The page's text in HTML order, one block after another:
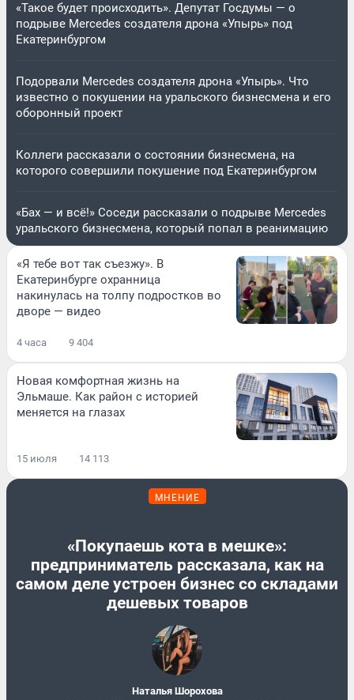
«Такое будет происходить». Депутат Госдумы — о
подрыве Mercedes создателя дрона «Упырь» под
Екатеринбургом
Подорвали Mercedes создателя дрона «Упырь». Что
известно о покушении на уральского бизнесмена и его
оборонный проект
Коллеги рассказали о состоянии бизнесмена, на
которого совершили покушение под Екатеринбургом
«Бах — и всё!» Соседи рассказали о подрыве Mercedes
уральского бизнесмена, который попал в реанимацию
«Я тебе вот так съезжу». В
Екатеринбурге охранница
накинулась на толпу подростков во
дворе — видео
4 часа 9 404
Новая комфортная жизнь на
Эльмаше. Как район с историей
меняется на глазах
15 июля 14 113
МНЕНИЕ
«Покупаешь кота в мешке»:
предприниматель рассказала, как на
самом деле устроен бизнес со складами
дешевых товаров
Наталья Шорохова